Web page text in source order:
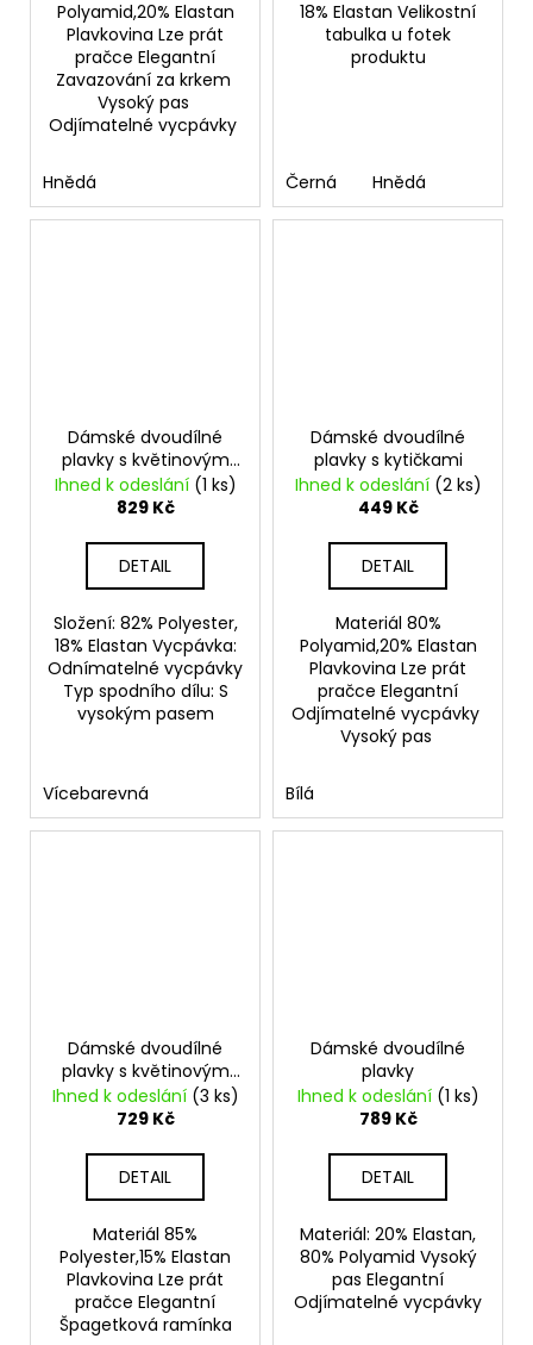
Polyamid,20% Elastan
Plavkovina Lze prát
pračce Elegantní
Zavazování za krkem
Vysoký pas
Odjímatelné vycpávky
Hnědá
18% Elastan Velikostní
tabulka u fotek
produktu
Černá Hnědá
Dámské dvoudílné
plavky s květinovým
potiskem
Ihned k odeslání (1 ks)
829 Kč
DETAIL
Složení: 82% Polyester,
18% Elastan Vycpávka:
Odnímatelné vycpávky
Typ spodního dílu: S
vysokým pasem
Vícebarevná
Dámské dvoudílné
plavky s kytičkami
Ihned k odeslání (2 ks)
449 Kč
DETAIL
Materiál 80%
Polyamid,20% Elastan
Plavkovina Lze prát
pračce Elegantní
Odjímatelné vycpávky
Vysoký pas
Bílá
Dámské dvoudílné
plavky s květinovým
vzorem
Ihned k odeslání (3 ks)
729 Kč
DETAIL
Materiál 85%
Polyester,15% Elastan
Plavkovina Lze prát
pračce Elegantní
Špagetková ramínka
Dámské dvoudílné
plavky
Ihned k odeslání (1 ks)
789 Kč
DETAIL
Materiál: 20% Elastan,
80% Polyamid Vysoký
pas Elegantní
Odjímatelné vycpávky